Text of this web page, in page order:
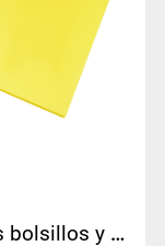
Carpeta colorida de PP con dos bolsillos y 3 puntas | MFO-8056